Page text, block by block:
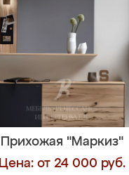
Прихожая "Маркиз"
Цена: от 24 000 руб.